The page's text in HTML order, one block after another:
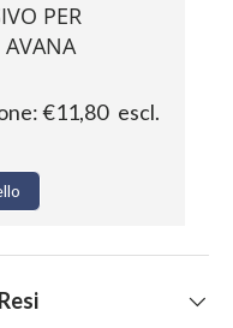
PER
€11,80 escl.